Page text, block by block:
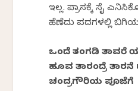
ಇಲ್ಲ. ಪ್ರಾಸಕ್ಕೆ ಸೈ
ಹೆಣೆದು ಪದಗಳಲ್ಲಿ
ಒಂದೆ ತಂಗಡಿ ತಾವರೆ
ಹೂವ ತಾರಂದ್ರೆ ತಾರನೆ
ಚಂದ್ರಗೌರಿಯ ಪೂಜೆಗೆ